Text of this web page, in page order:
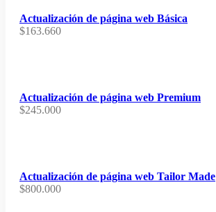
Actualización de página web Básica
$163.660
Actualización de página web Premium
$245.000
Actualización de página web Tailor Made
$800.000